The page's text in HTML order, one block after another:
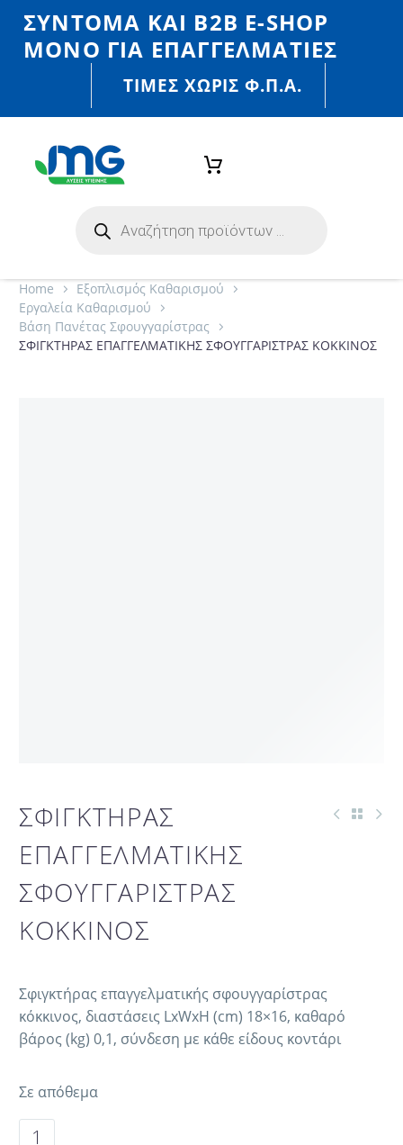
ΣΎΝΤΟΜΑ ΚΑΙ Β2Β E-SHOP
MONO ΓΙΑ ΕΠΑΓΓΕΛΜΑΤΊΕΣ
ΤΙΜΈΣ ΧΩΡΙΣ Φ.Π.Α.
Home
Εξοπλισμός Καθαρισμού
Εργαλεία Καθαρισμού
Βάση Πανέτας Σφουγγαρίστρας
ΣΦΙΓΚΤΗΡΑΣ ΕΠΑΓΓΕΛΜΑΤΙΚΗΣ ΣΦΟΥΓΓΑΡΙΣΤΡΑΣ ΚΟΚΚΙΝΟΣ
ΣΦΙΓΚΤΗΡΑΣ
ΕΠΑΓΓΕΛΜΑΤΙΚΗΣ
ΣΦΟΥΓΓΑΡΙΣΤΡΑΣ
ΚΟΚΚΙΝΟΣ
Σφιγκτήρας επαγγελματικής σφουγγαρίστρας
κόκκινος, διαστάσεις LxWxH (cm) 18×16, καθαρό
βάρος (kg) 0,1, σύνδεση με κάθε είδους κοντάρι
Σε απόθεμα